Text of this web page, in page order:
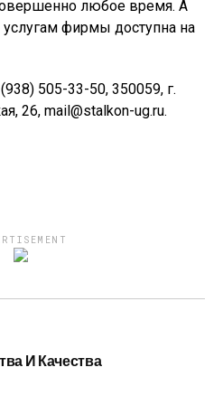
любое время. А
фирмы доступна на
505-33-50, 350059, г.
26, mail@stalkon-ug.ru.
И Качества